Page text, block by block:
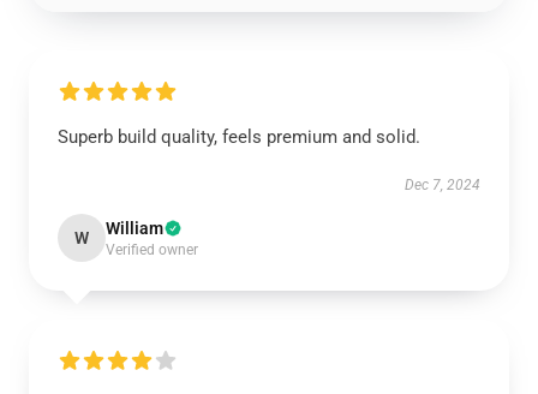
Superb build quality, feels premium and solid.
Dec 7, 2024
W William
Verified owner